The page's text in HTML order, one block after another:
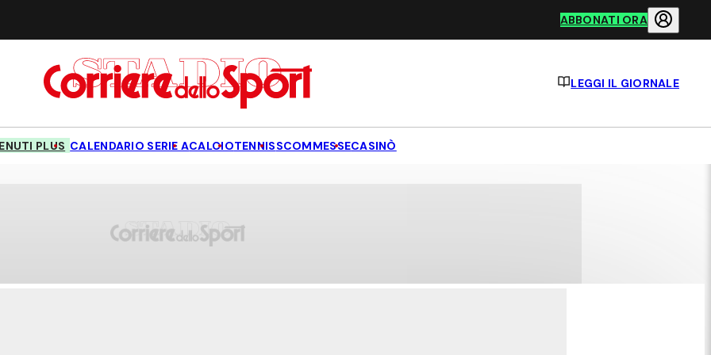
ABBONATI ORA
LEGGI IL GIORNALE
PLUS CALENDARIO SERIE ACALCIOTENNISSCOMMESSECASINÒ